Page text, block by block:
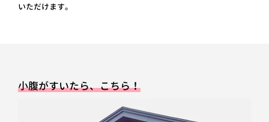
いただけます。
小腹がすいたら、こちら！